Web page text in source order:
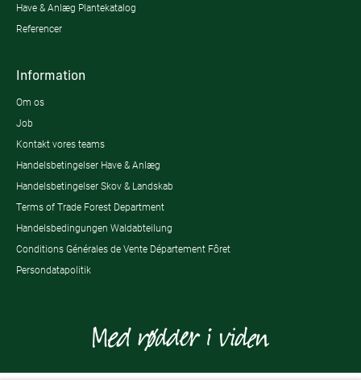
Have & Anlæg Plantekatalog
Referencer
Information
Om os
Job
Kontakt vores teams
Handelsbetingelser Have & Anlæg
Handelsbetingelser Skov & Landskab
Terms of Trade Forest Department
Handelsbedingungen Waldabteilung
Conditions Générales de Vente Département Fôret
Persondatapolitik